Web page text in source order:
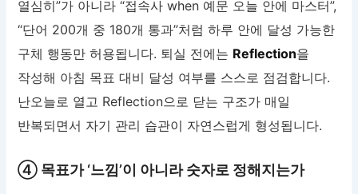
열심히”가 아니라 “접속사 when 예문 오늘 안에 마스터”,
“단어 200개 중 180개 통과”처럼 하루 안에 달성 가능한
구체 행동만 허용됩니다. 퇴실 전에는 Reflection을
작성해 아침 목표 대비 달성 여부를 스스로 점검합니다.
난오늘로 열고 Reflection으로 닫는 구조가 매일
반복되면서 자기 관리 습관이 자연스럽게 형성됩니다.
④ 목표가 ‘느낌’이 아니라 숫자로 정해지는가